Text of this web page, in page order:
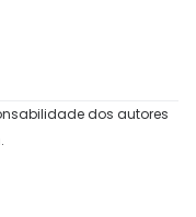
dos autores